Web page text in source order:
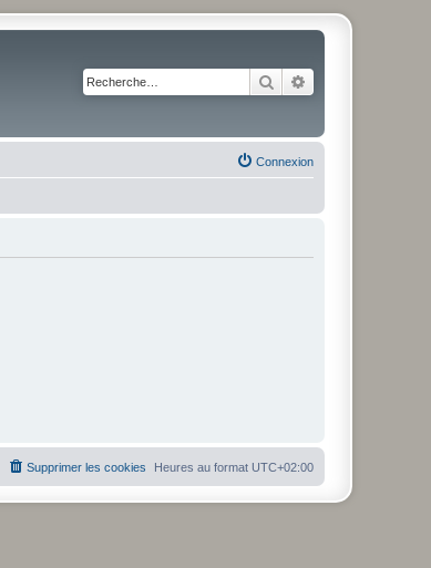
Rechercher
Connexion
Heures au format UTC+02:00
Supprimer les cookies